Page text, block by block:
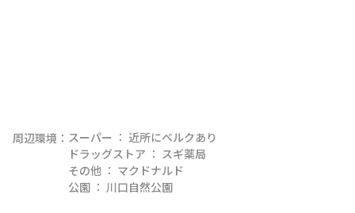
周辺環境： スーパー ： 近所にベルクあり
ドラッグストア ： スギ薬局
その他 ： マクドナルド
公園 ： 川口自然公園